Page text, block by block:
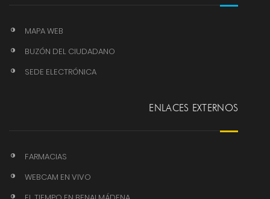
MAPA WEB
BUZÓN DEL CIUDADANO
SEDE ELECTRÓNICA
ENLACES EXTERNOS
FARMACIAS
WEBCAM EN VIVO